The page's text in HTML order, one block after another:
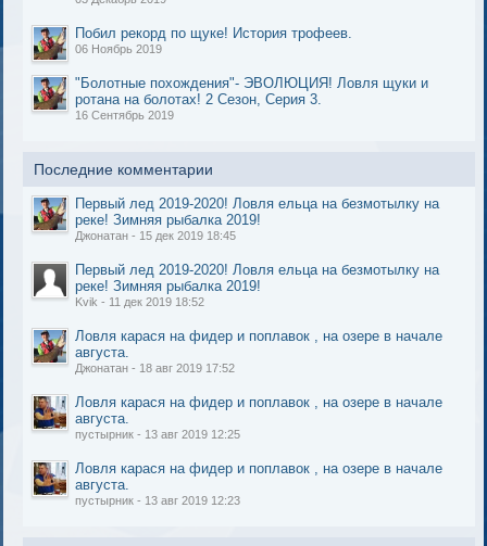
Побил рекорд по щуке! История трофеев.
06 Ноябрь 2019
"Болотные похождения"- ЭВОЛЮЦИЯ! Ловля щуки и
ротана на болотах! 2 Сезон, Серия 3.
16 Сентябрь 2019
Последние комментарии
Первый лед 2019-2020! Ловля ельца на безмотылку на
реке! Зимняя рыбалка 2019!
Джонатан - 15 дек 2019 18:45
Первый лед 2019-2020! Ловля ельца на безмотылку на
реке! Зимняя рыбалка 2019!
Kvik - 11 дек 2019 18:52
Ловля карася на фидер и поплавок , на озере в начале
августа.
Джонатан - 18 авг 2019 17:52
Ловля карася на фидер и поплавок , на озере в начале
августа.
пустырник - 13 авг 2019 12:25
Ловля карася на фидер и поплавок , на озере в начале
августа.
пустырник - 13 авг 2019 12:23